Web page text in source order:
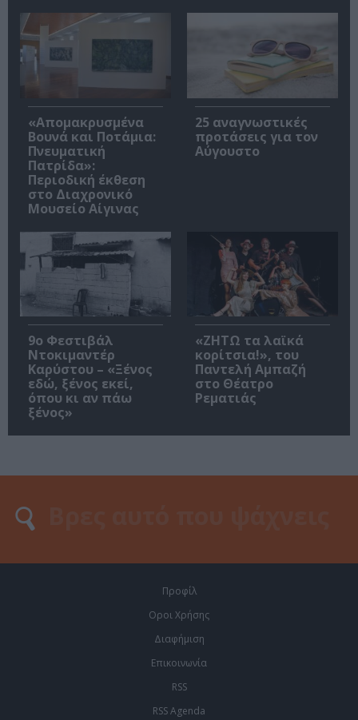
«Απομακρυσμένα
Βουνά και Ποτάμια:
Πνευματική
Πατρίδα»:
Περιοδική έκθεση
στο Διαχρονικό
Μουσείο Αίγινας
25 αναγνωστικές
προτάσεις για τον
Αύγουστο
9ο Φεστιβάλ
Ντοκιμαντέρ
Καρύστου – «Ξένος
εδώ, ξένος εκεί,
όπου κι αν πάω
ξένος»
«ΖΗΤΩ τα λαϊκά
κορίτσια!», του
Παντελή Αμπαζή
στο Θέατρο
Ρεματιάς
Προφίλ
Οροι Χρήσης
Διαφήμιση
Επικοινωνία
RSS
RSS Agenda